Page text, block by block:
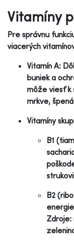
Vitamíny
Pre správnu
viacerých
Vitamín A:
buniek a
môže viesť k
mrkve,
Vitamíny
B1
B2
Zdroje: